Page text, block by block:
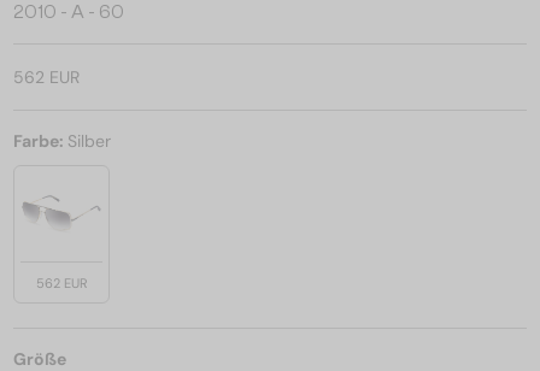
2010 - A - 60
562 EUR
Farbe: Silber
562 EUR
Größe